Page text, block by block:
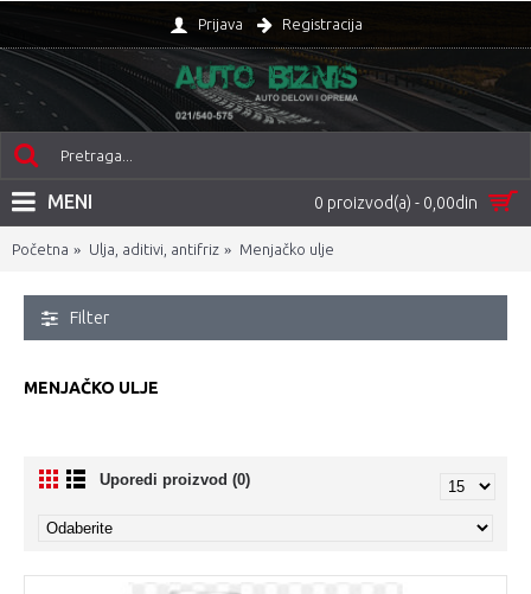
Prijava Registracija
0 proizvod(a) - 0,00din
MENI
Početna Ulja, aditivi, antifriz Menjačko ulje
Filter
MENJAČKO ULJE
Uporedi proizvod (0)